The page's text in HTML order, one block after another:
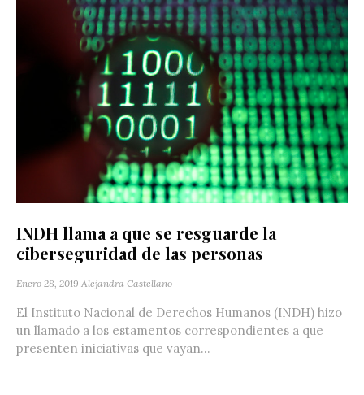
INDH llama a que se resguarde la
ciberseguridad de las personas
Enero 28, 2019 Alejandra Castellano
El Instituto Nacional de Derechos Humanos (INDH) hizo
un llamado a los estamentos correspondientes a que
presenten iniciativas que vayan...